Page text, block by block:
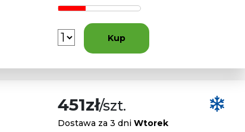
Kup
451zł/szt.
Dostawa za 3 dni Wtorek